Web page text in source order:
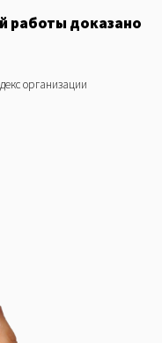
работы доказано
организации